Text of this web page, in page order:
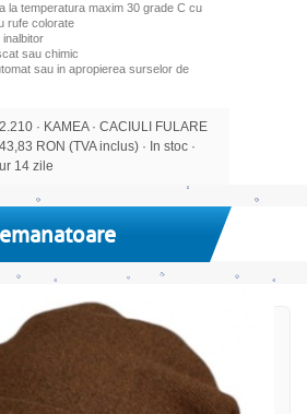
la temperatura maxim 30 grade C cu
rufe colorate
sau chimic
sau in apropierea surselor de
· KAMEA · CACIULI FULARE
RON (TVA inclus) · In stoc ·
14 zile